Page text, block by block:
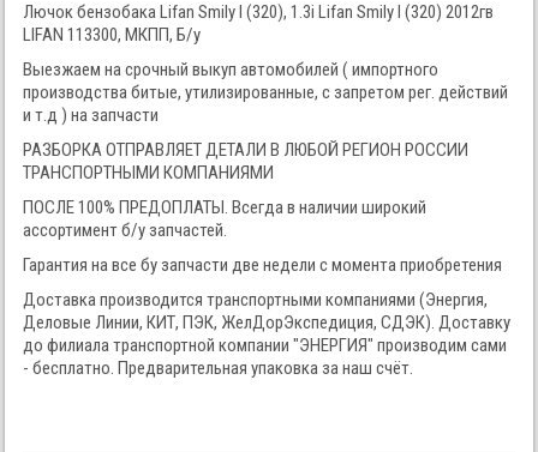
Лючок бензобака Lifan Smily I (320), 1.3i Lifan Smily I (320) 2012гв
LIFAN 113300, МКПП, Б/у
Выезжаем на срочный выкуп автомобилей ( импортного
производства битые, утилизированные, с запретом рег. действий
и т.д ) на запчасти
РАЗБОРКА ОТПРАВЛЯЕТ ДЕТАЛИ В ЛЮБОЙ РЕГИОН РОССИИ
ТРАНСПОРТНЫМИ КОМПАНИЯМИ
ПОСЛЕ 100% ПРЕДОПЛАТЫ. Всегда в наличии широкий
ассортимент б/у запчастей.
Гарантия на все бу запчасти две недели с момента приобретения
Доставка производится транспортными компаниями (Энергия,
Деловые Линии, КИТ, ПЭК, ЖелДорЭкспедиция, СДЭК). Доставку
до филиала транспортной компании "ЭНЕРГИЯ" производим сами
- бесплатно. Предварительная упаковка за наш счёт.